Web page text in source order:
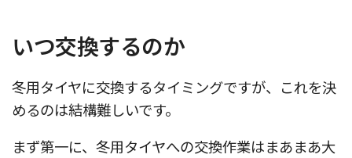
いつ交換するのか
冬用タイヤに交換するタイミングですが、これを決
めるのは結構難しいです。
まず第一に、冬用タイヤへの交換作業はまあまあ大